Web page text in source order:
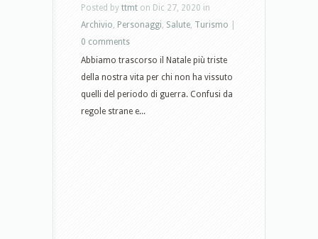
Posted by ttmt on Dic 27, 2020 in
Archivio, Personaggi, Salute, Turismo
0 comments
Abbiamo trascorso il Natale più triste
della nostra vita per chi non ha vissuto
quelli del periodo di guerra. Confusi da
regole strane e...